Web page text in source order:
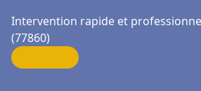
Intervention rapide et
(77860)